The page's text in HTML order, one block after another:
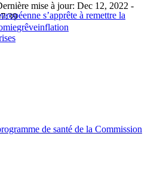
s’apprête à remettre la
mise à jour: Dec 12, 2022 -
grêveinflation
de santé de la Commission